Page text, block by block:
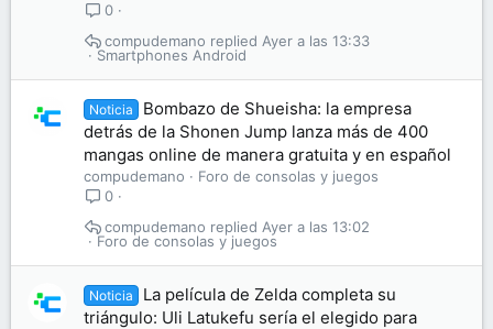
0
Smartphones Android
Ayer a las 13:33
compudemano
Noticia
Bombazo de Shueisha: la empresa
detrás de la Shonen Jump lanza más de 400
mangas online de manera gratuita y en español
compudemano
Foro de consolas y juegos
0
Foro de consolas y juegos
Ayer a las 13:02
compudemano
Noticia
La película de Zelda completa su
triángulo: Uli Latukefu sería el elegido para